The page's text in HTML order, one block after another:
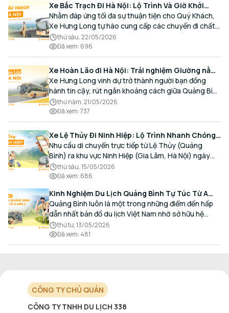
Xe Bắc Trạch Đi Hà Nội: Lộ Trình Và Giờ Khởi
Hành Cùng Xe Hưng Long
Nhằm đáp ứng tối đa sự thuận tiện cho Quý Khách,
Xe Hưng Long tự hào cung cấp các chuyến đi chất
lượng cao, an toàn với lịch trình linh hoạt mỗi ngày.
thứ sáu, 22/05/2026
Đã xem: 696
Xe Hoàn Lão đi Hà Nội: Trải nghiệm Giường nằm
Cao cấp, Đón trả Tận nơi
Xe Hưng Long vinh dự trở thành người bạn đồng
hành tin cậy, rút ngắn khoảng cách giữa Quảng Bình
và Thủ đô bằng chất lượng dịch vụ chuẩn mực.
thứ năm, 21/05/2026
Đã xem:737
Xe Lệ Thủy Đi Ninh Hiệp: Lộ Trình Nhanh Chóng,
Đón Trả Tận Nơi
Nhu cầu di chuyển trực tiếp từ Lệ Thủy (Quảng
Bình) ra khu vực Ninh Hiệp (Gia Lâm, Hà Nội) ngày
càng gia tăng, đặc biệt đối với các hành khách có
nhu cầu giao thương, kinh doanh và mua sắm.
thứ sáu, 15/05/2026
Đã xem: 686
Kinh Nghiệm Du Lịch Quảng Bình Tự Túc Từ A
Đến Z Chi Tiết Nhất
Quảng Bình luôn là một trong những điểm đến hấp
dẫn nhất bản đồ du lịch Việt Nam nhờ sở hữu hệ
thống hang động kỳ vĩ, những bãi biển hoang sơ và
nét ẩm thực đậm đà bản sắc.
thứ tư, 13/05/2026
Đã xem: 481
CÔNG TY CHỦ QUẢN
CÔNG TY TNHH DU LỊCH 338